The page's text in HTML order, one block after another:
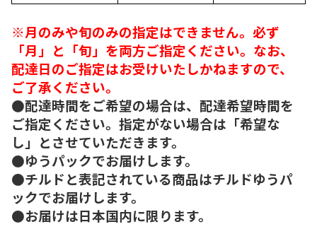
※月のみや旬のみの指定はできません。必ず
「月」と「旬」を両方ご指定ください。なお、
配達日のご指定はお受けいたしかねますので、
ご了承ください。
●配達時間をご希望の場合は、配達希望時間を
ご指定ください。指定がない場合は「希望な
し」とさせていただきます。
●ゆうパックでお届けします。
●チルドと表記されている商品はチルドゆうパ
ックでお届けします。
●お届けは日本国内に限ります。